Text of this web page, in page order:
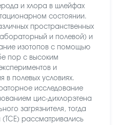
и хлора в шлейфах
состоянии.
пространственных
и полевой) и
изотопов с помощью
пор с высоким
и
в полевых условиях.
исследование
цис-дихлорэтена
загрязнителя, тогда
(TCE) рассматривались